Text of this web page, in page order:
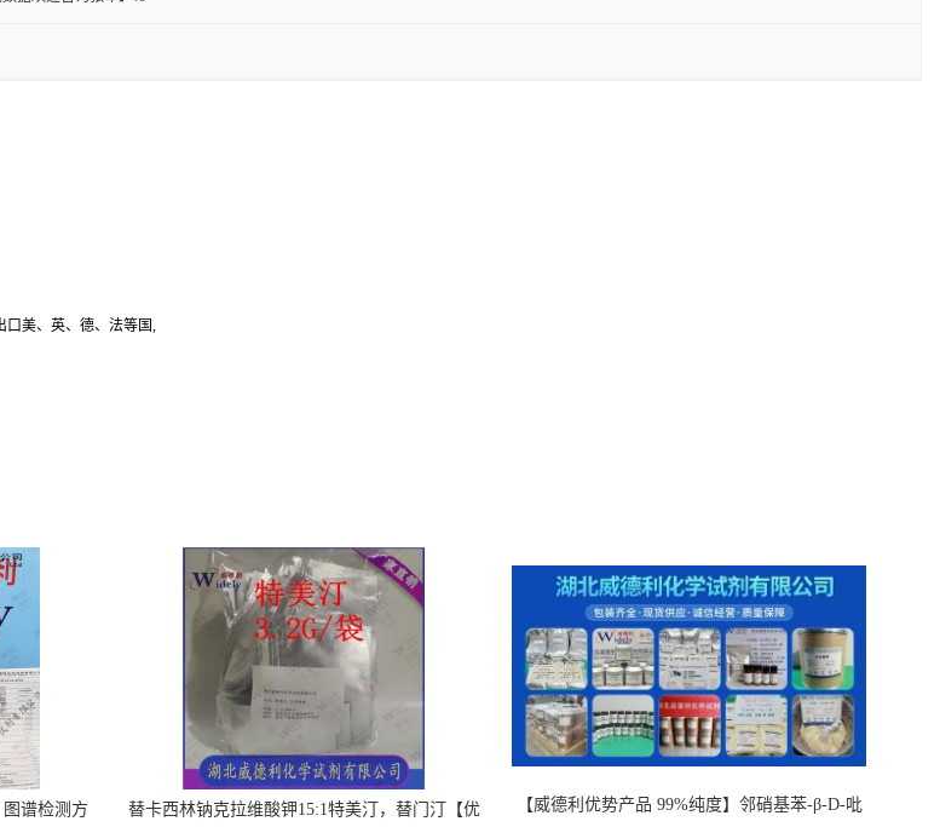
口美、英、德、法等国,
图谱检测方 替卡西林钠克拉维酸钾15:1特美汀，替门汀【优
【威德利优势产品 99%纯度】邻硝基苯-β-D-吡